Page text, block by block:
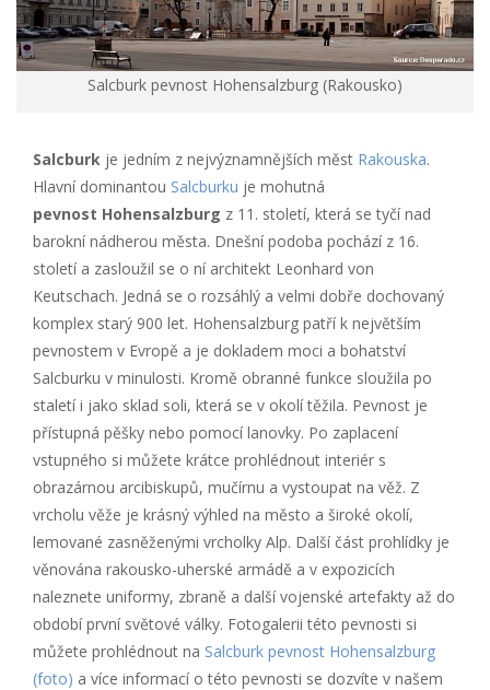
Salcburk pevnost Hohensalzburg (Rakousko)
Salcburk je jedním z nejvýznamnějších měst Rakouska.
Hlavní dominantou Salcburku je mohutná
pevnost Hohensalzburg z 11. století, která se tyčí nad
barokní nádherou města. Dnešní podoba pochází z 16.
století a zasloužil se o ní architekt Leonhard von
Keutschach. Jedná se o rozsáhlý a velmi dobře dochovaný
komplex starý 900 let. Hohensalzburg patří k největším
pevnostem v Evropě a je dokladem moci a bohatství
Salcburku v minulosti. Kromě obranné funkce sloužila po
staletí i jako sklad soli, která se v okolí těžila. Pevnost je
přístupná pěšky nebo pomocí lanovky. Po zaplacení
vstupného si můžete krátce prohlédnout interiér s
obrazárnou arcibiskupů, mučírnu a vystoupat na věž. Z
vrcholu věže je krásný výhled na město a široké okolí,
lemované zasněženými vrcholky Alp. Další část prohlídky je
věnována rakousko-uherské armádě a v expozicích
naleznete uniformy, zbraně a další vojenské artefakty až do
období první světové války. Fotogalerii této pevnosti si
můžete prohlédnout na Salcburk pevnost Hohensalzburg
(foto) a více informací o této pevnosti se dozvíte v našem